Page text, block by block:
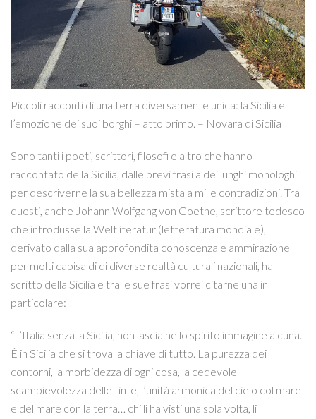
Piccoli racconti di una terra diversamente unica: la Sicilia e
l’emozione dei suoi borghi – atto primo. – Novara di Sicilia
Sono tanti i poeti, scrittori, filosofi e altro che hanno
raccontato della Sicilia, dalle brevi frasi a dei lunghi monologhi
per descriverne la sua bellezza mista a mille contradizioni. Tra
questi, anche Johann Wolfgang von Goethe, scrittore tedesco
che introdusse la Weltliteratur (letteratura mondiale),
derivato dalla sua approfondita conoscenza e ammirazione
per molti capisaldi di diverse realtà culturali nazionali, ha
scritto della Sicilia e tra le sue frasi vorrei citarne una in
particolare:
“L’Italia senza la Sicilia, non lascia nello spirito immagine alcuna.
È in Sicilia che si trova la chiave di tutto. La purezza dei
contorni, la morbidezza di ogni cosa, la cedevole
scambievolezza delle tinte, l’unità armonica del cielo col mare
e del mare con la terra… chi li ha visti una sola volta, li